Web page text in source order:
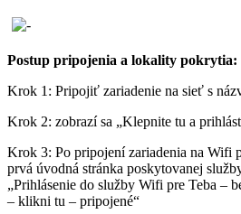
Postup pripojenia a lokality pokrytia:
Krok 1: Pripojiť zariadenie na sieť s
Krok 2: zobrazí sa „Klepnite tu a
Krok 3: Po pripojení zariadenia na Wifi
prvá úvodná stránka poskytovanej
„Prihlásenie do služby Wifi pre Teba –
– klikni tu – pripojené“